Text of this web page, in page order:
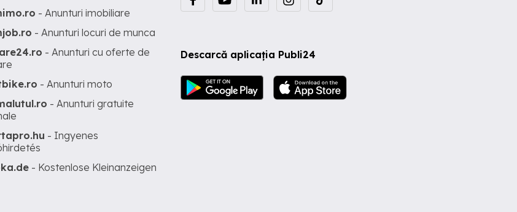
Descarcă aplicația Publi24
- Anunturi imobiliare
- Anunturi locuri de munca
- Anunturi cu oferte de
- Anunturi moto
- Anunturi gratuite
- Ingyenes
- Kostenlose Kleinanzeigen